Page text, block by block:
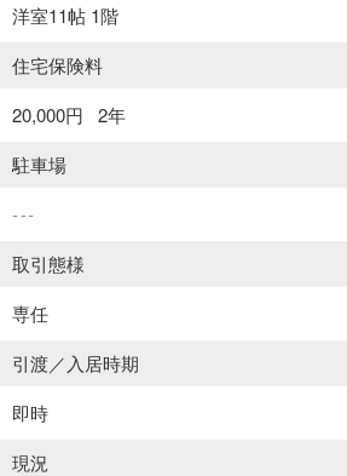
洋室11帖 1階
住宅保険料
20,000円
2年
駐車場
---
取引態様
専任
引渡／入居時期
即時
現況